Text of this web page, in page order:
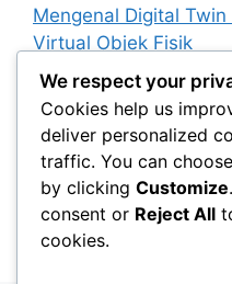
Mengenal Digital
Virtual Objek Fisik
Pentingnya
Layanan Digital
Cara Otomatisasi
Proses Administrasi
Perkembangan
untuk Aktivitas Sehari-
We respect your
Cookies help us
deliver personalized
traffic. You can
by clicking Customize
consent or Reject All
cookies.